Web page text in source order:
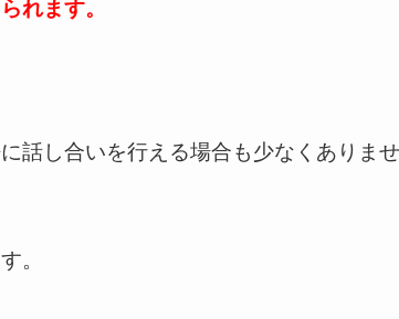
れます。
話し合いを行える場合も少なくありま
。